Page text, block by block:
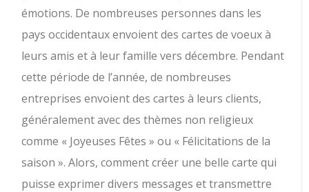
émotions. De nombreuses personnes dans les
pays occidentaux envoient des cartes de voeux à
leurs amis et à leur famille vers décembre. Pendant
cette période de l’année, de nombreuses
entreprises envoient des cartes à leurs clients,
généralement avec des thèmes non religieux
comme « Joyeuses Fêtes » ou « Félicitations de la
saison ». Alors, comment créer une belle carte qui
puisse exprimer divers messages et transmettre